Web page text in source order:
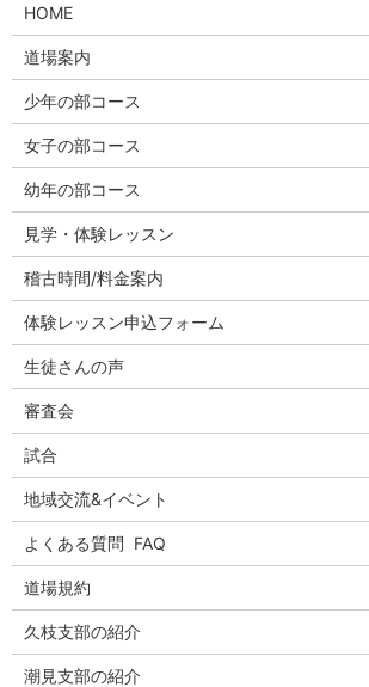
HOME
道場案内
少年の部コース
女子の部コース
幼年の部コース
見学・体験レッスン
稽古時間/料金案内
体験レッスン申込フォーム
生徒さんの声
審査会
試合
地域交流&イベント
よくある質問 FAQ
道場規約
久枝支部の紹介
潮見支部の紹介